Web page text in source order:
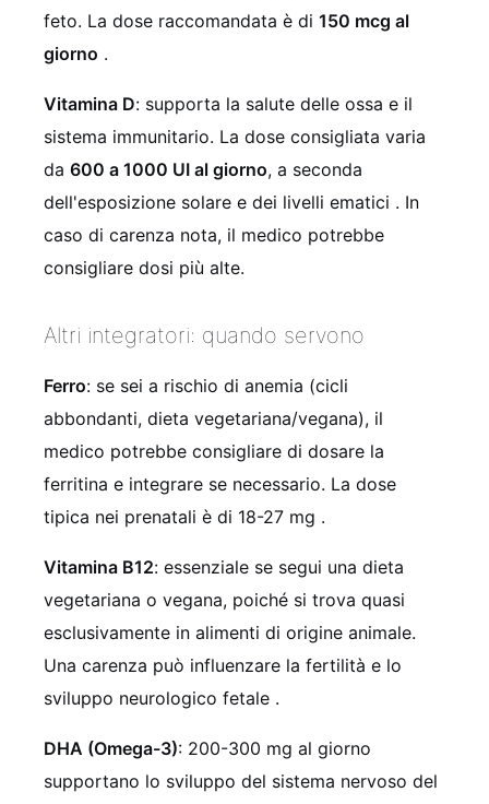
feto. La dose raccomandata è di 150 mcg al
giorno .
Vitamina D: supporta la salute delle ossa e il
sistema immunitario. La dose consigliata varia
da 600 a 1000 UI al giorno, a seconda
dell'esposizione solare e dei livelli ematici . In
caso di carenza nota, il medico potrebbe
consigliare dosi più alte.
Altri integratori: quando servono
Ferro: se sei a rischio di anemia (cicli
abbondanti, dieta vegetariana/vegana), il
medico potrebbe consigliare di dosare la
ferritina e integrare se necessario. La dose
tipica nei prenatali è di 18-27 mg .
Vitamina B12: essenziale se segui una dieta
vegetariana o vegana, poiché si trova quasi
esclusivamente in alimenti di origine animale.
Una carenza può influenzare la fertilità e lo
sviluppo neurologico fetale .
DHA (Omega-3): 200-300 mg al giorno
supportano lo sviluppo del sistema nervoso del